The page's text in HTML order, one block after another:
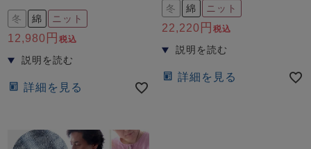
冬 綿 ニット
12,980 税込
詳細を見る
冬 綿 ニット
22,220 税込
詳細を見る